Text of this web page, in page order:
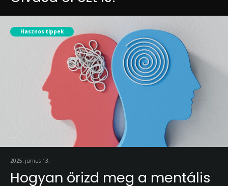
Hasznos tippek
2025. június 13.
Hogyan őrizd meg a mentális